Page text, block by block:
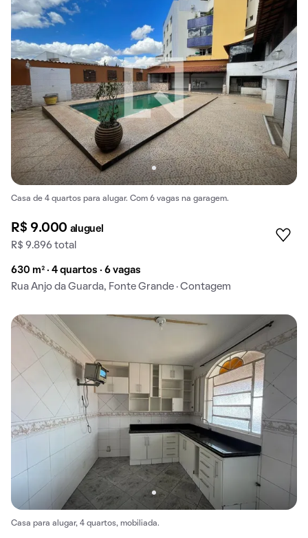
Casa de 4 quartos para alugar. Com 6 vagas na garagem.
R$ 9.000 aluguel
R$ 9.896 total
630 m² · 4 quartos · 6 vagas
Rua Anjo da Guarda, Fonte Grande · Contagem
Casa para alugar, 4 quartos, mobiliada.